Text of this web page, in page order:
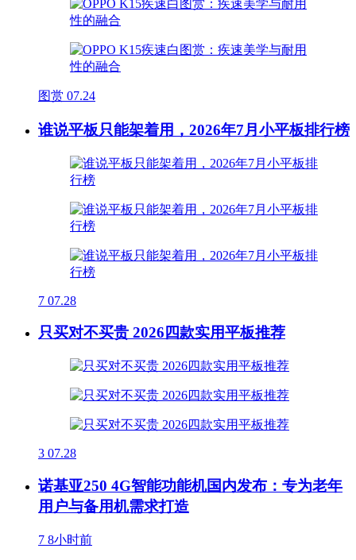
图赏 07.24
谁说平板只能架着用，2026年7月小平板排行榜
7 07.28
只买对不买贵 2026四款实用平板推荐
3 07.28
诺基亚250 4G智能功能机国内发布：专为老年
用户与备用机需求打造
7 8小时前